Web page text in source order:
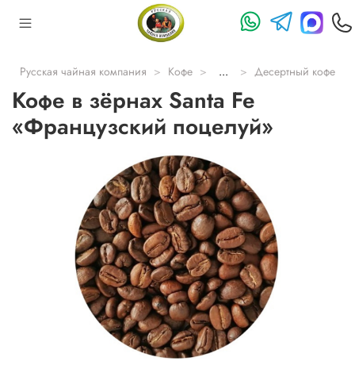
Русская чайная компания Кофе ... Десертный кофе
Кофе в зёрнах Santa Fe
«Французский поцелуй»